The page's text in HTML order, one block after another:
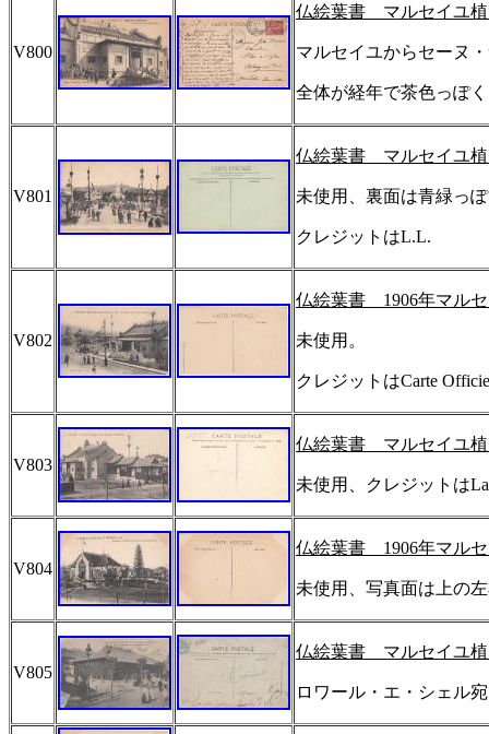
V800
仏絵葉書 マルセイユ
マルセイユからセーヌ
全体が経年で茶色っぽ
V801
仏絵葉書 マルセイユ
未使用、裏面は青緑っ
クレジットはL.L.
V802
仏絵葉書 1906年マル
未使用。
クレジットはCarte
V803
仏絵葉書 マルセイユ
未使用、クレジットは
V804
仏絵葉書 1906年マル
未使用、写真面は上の
V805
仏絵葉書 マルセイユ
ロワール・エ・シェル